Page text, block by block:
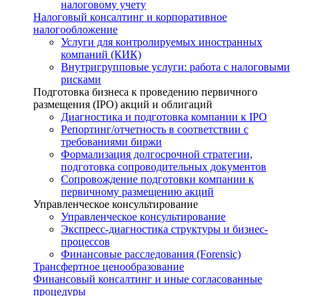
налоговому учету
Налоговый консалтинг и корпоративное
налогообложение
Услуги для контролируемых иностранных
компаний (КИК)
Внутригрупповые услуги: работа с налоговыми
рисками
Подготовка бизнеса к проведению первичного
размещения (IPO) акций и облигаций
Диагностика и подготовка компании к IPO
Репортинг/отчетность в соответствии с
требованиями биржи
Формализация долгосрочной стратегии,
подготовка сопроводительных документов
Сопровождение подготовки компании к
первичному размещению акций
Управленческое консультирование
Управленческое консультирование
Экспресс-диагностика структуры и бизнес-
процессов
Финансовые расследования (Forensic)
Трансфертное ценообразование
Финансовый консалтинг и иные согласованные
процедуры